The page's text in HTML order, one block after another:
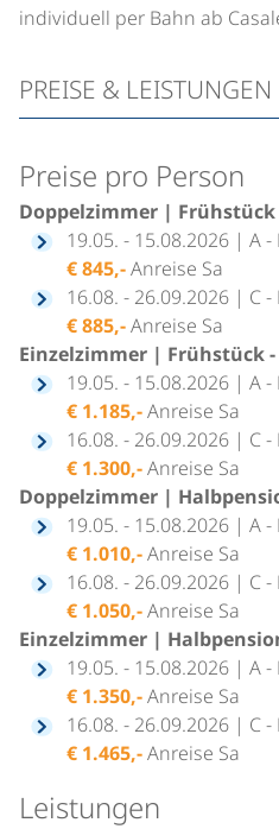
individuell per Bahn ab
PREISE & LEISTUNGEN
Preise pro Person
Doppelzimmer | Frühstück
19.05. - 15.08.2026 | A
€ 845,-Anreise Sa
16.08. - 26.09.2026 | C
€ 885,-Anreise Sa
Einzelzimmer | Frühstück -
19.05. - 15.08.2026 | A
€ 1.185,-Anreise Sa
16.08. - 26.09.2026 | C
€ 1.300,-Anreise Sa
Doppelzimmer |
19.05. - 15.08.2026 | A
€ 1.010,-Anreise Sa
16.08. - 26.09.2026 | C
€ 1.050,-Anreise Sa
Einzelzimmer |
19.05. - 15.08.2026 | A
€ 1.350,-Anreise Sa
16.08. - 26.09.2026 | C
€ 1.465,-Anreise Sa
Leistungen